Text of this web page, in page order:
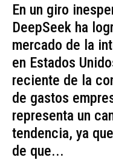
En un giro
DeepSeek ha
mercado de la
en Estados
reciente de la
de gastos
representa un
tendencia, ya
de que...